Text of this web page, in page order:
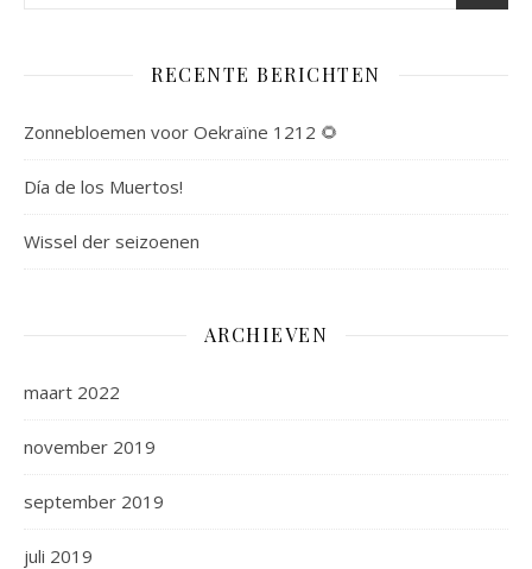
RECENTE BERICHTEN
Zonnebloemen voor Oekraïne 1212 🌻
Día de los Muertos!
Wissel der seizoenen
ARCHIEVEN
maart 2022
november 2019
september 2019
juli 2019